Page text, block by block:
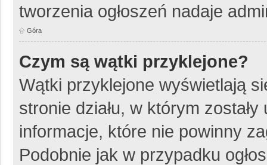
tworzenia ogłoszeń nadaje
Góra
Czym są wątki przyklejone?
Wątki przyklejone wyświetlają
stronie działu, w którym
informacje, które nie powinny
Podobnie jak w przypadku